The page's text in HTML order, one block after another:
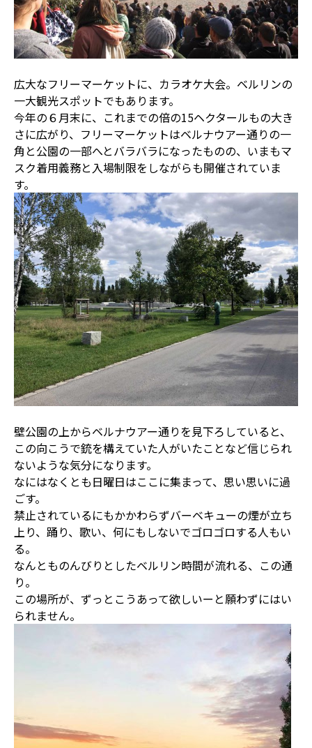
広大なフリーマーケットに、カラオケ大会。ベルリンの
一大観光スポットでもあります。
今年の６月末に、これまでの倍の15ヘクタールもの大き
さに広がり、フリーマーケットはベルナウアー通りの一
角と公園の一部へとバラバラになったものの、いまもマ
スク着用義務と入場制限をしながらも開催されていま
す。
壁公園の上からベルナウアー通りを見下ろしていると、
この向こうで銃を構えていた人がいたことなど信じられ
ないような気分になります。
なにはなくとも日曜日はここに集まって、思い思いに過
ごす。
禁止されているにもかかわらずバーベキューの煙が立ち
上り、踊り、歌い、何にもしないでゴロゴロする人もい
る。
なんとものんびりとしたベルリン時間が流れる、この通
り。
この場所が、ずっとこうあって欲しいーと願わずにはい
られません。